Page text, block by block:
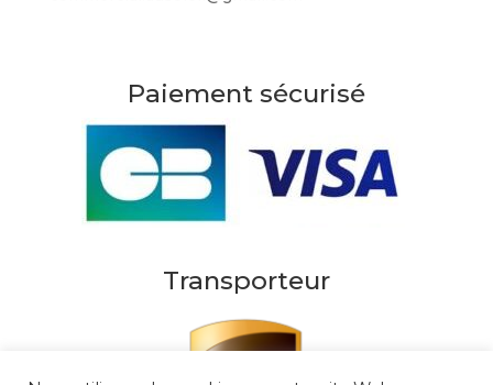
Paiement sécurisé
Transporteur